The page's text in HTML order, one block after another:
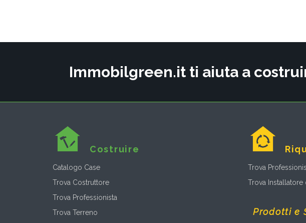
Immobilgreen.it ti aiuta a
Costruire
Catalogo Case
Trova Costruttore
Trova Professionista
Trova Terreno
Trova
Trova Installatore
Prodotti e